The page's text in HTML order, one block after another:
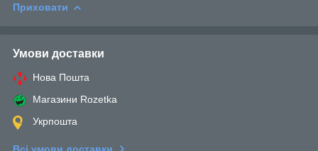
Приховати
Умови доставки
Нова Пошта
Магазини Rozetka
Укрпошта
Всі умови доставки